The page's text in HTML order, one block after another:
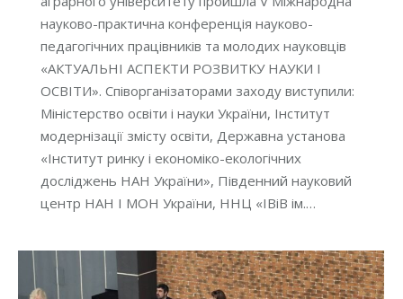
науково-практична конференція науково-
педагогічних працівників та молодих науковців
«АКТУАЛЬНІ АСПЕКТИ РОЗВИТКУ НАУКИ І
ОСВІТИ». Співорганізаторами заходу виступили:
Міністерство освіти і науки України, Інститут
модернізації змісту освіти, Державна установа
«Інститут ринку і економіко-екологічних
досліджень НАН України», Південний науковий
центр НАН І МОН України, ННЦ «ІВіВ ім.…